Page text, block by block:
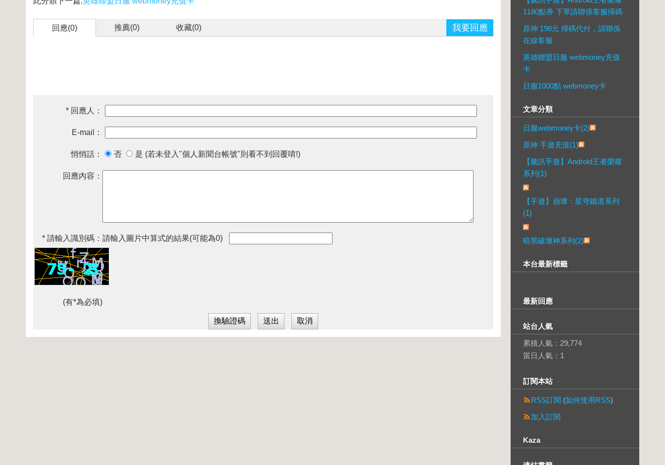
回應(0) 推薦(0) 收藏(0) 我要回應
* 回應人：
E-mail：
悄悄話： 否 是 (若未登入"個人新聞台帳號"則看不到回覆唷!)
回應內容：
* 請輸入識別碼： 請輸入圖片中算式的結果(可能為0)
(有*為必填)
1180點券 下單請聯係客服掃碼
原神 198元 掃碼代付，請聯係
在線客服
英雄聯盟日服 webmoney充值
卡
日服1000點 webmoney卡
文章分類
日服webmoney卡(2)
原神 手遊充值(1)
【騰訊手遊】Android王者榮耀
系列(1)
【手遊】崩壞：星穹鐵道系列
(1)
暗黑破壞神系列(2)
本台最新標籤
最新回應
站台人氣
累積人氣： 29,774
當日人氣： 1
訂閱本站
RSS訂閱 (如何使用RSS)
加入訂閱
Kaza